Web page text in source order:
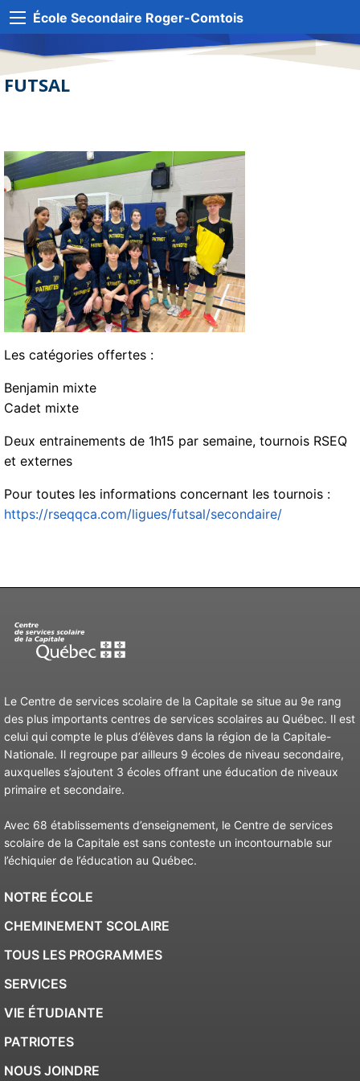
École Secondaire Roger-Comtois
FUTSAL
Les catégories offertes :
Benjamin mixte
Cadet mixte
Deux entrainements de 1h15 par semaine, tournois RSEQ
et externes
Pour toutes les informations concernant les tournois :
https://rseqqca.com/ligues/futsal/secondaire/
Le Centre de services scolaire de la Capitale se situe au 9e rang
des plus importants centres de services scolaires au Québec. Il est
celui qui compte le plus d’élèves dans la région de la Capitale-
Nationale. Il regroupe par ailleurs 9 écoles de niveau secondaire,
auxquelles s’ajoutent 3 écoles offrant une éducation de niveaux
primaire et secondaire.
Avec 68 établissements d’enseignement, le Centre de services
scolaire de la Capitale est sans conteste un incontournable sur
l’échiquier de l’éducation au Québec.
NOTRE ÉCOLE
CHEMINEMENT SCOLAIRE
TOUS LES PROGRAMMES
SERVICES
VIE ÉTUDIANTE
PATRIOTES
NOUS JOINDRE